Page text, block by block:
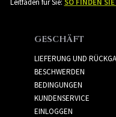
Leitfaden für Sie: SO FINDEN
GESCHÄFT
LIEFERUNG UND
BESCHWERDEN
BEDINGUNGEN
KUNDENSERVICE
EINLOGGEN